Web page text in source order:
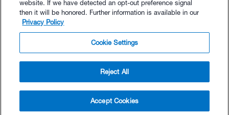
$49.00 - Buy Now
Buy with Premium Bundle
© TrainingPeaks, LLC
website. If we have detected an opt-out preference signal
then it will be honored. Further information is available in our
Privacy Policy
Cookie Settings
Reject All
Accept Cookies